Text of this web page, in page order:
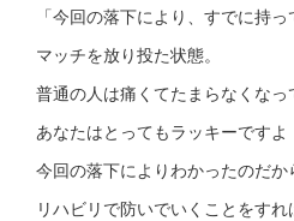
「今回の落下により、すでに持
マッチを放り投た状態。
普通の人は痛くてたまらなくな
あなたはとってもラッキーですよ
今回の落下によりわかったのだか
リハビリで防いでいくことをすれ